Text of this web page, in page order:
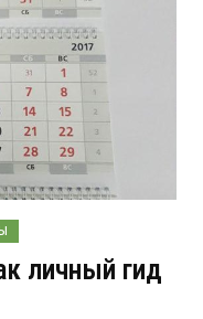
личный гид